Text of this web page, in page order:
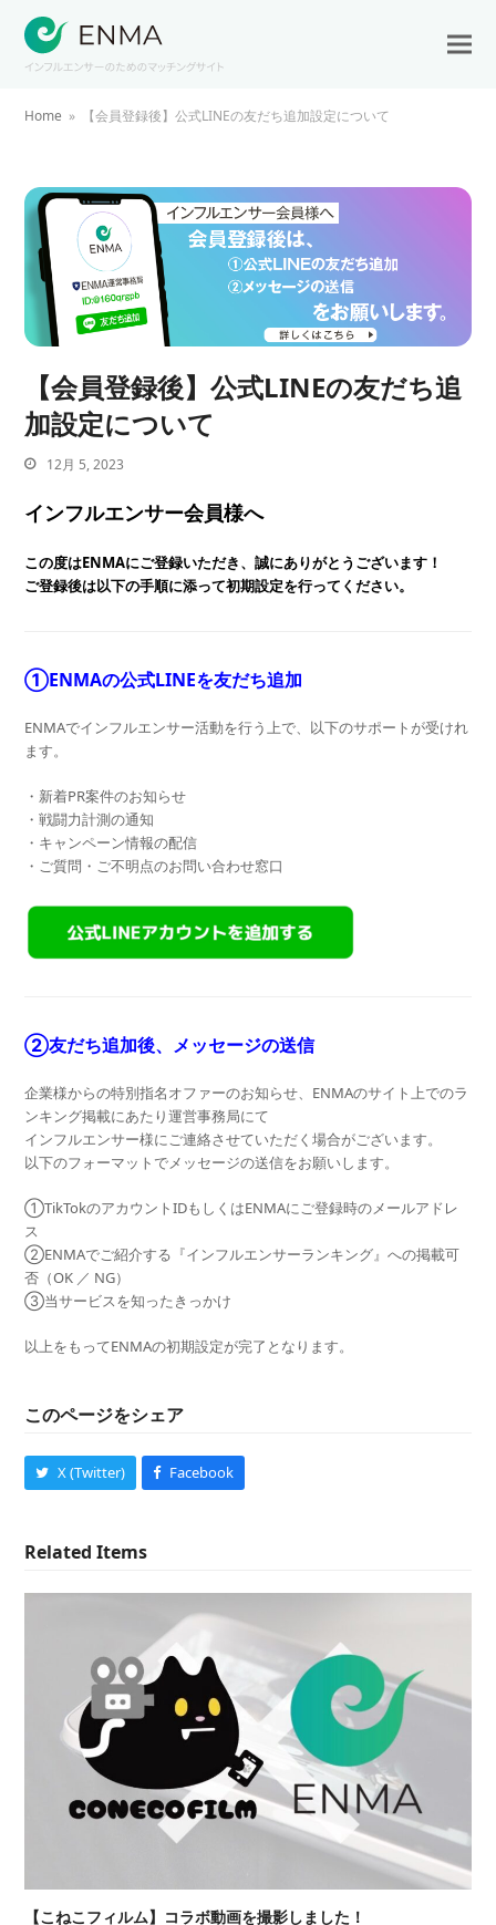
Home » 【会員登録後】公式LINEの友だち追加設定について
【会員登録後】公式LINEの友だち追
加設定について
12月 5, 2023
インフルエンサー会員様へ
この度はENMAにご登録いただき、誠にありがとうございます！
ご登録後は以下の手順に添って初期設定を行ってください。
①ENMAの公式LINEを友だち追加
ENMAでインフルエンサー活動を行う上で、以下のサポートが受けれ
ます。
・新着PR案件のお知らせ
・戦闘力計測の通知
・キャンペーン情報の配信
・ご質問・ご不明点のお問い合わせ窓口
②友だち追加後、メッセージの送信
企業様からの特別指名オファーのお知らせ、ENMAのサイト上でのラ
ンキング掲載にあたり運営事務局にて
インフルエンサー様にご連絡させていただく場合がございます。
以下のフォーマットでメッセージの送信をお願いします。
①TikTokのアカウントIDもしくはENMAにご登録時のメールアドレ
ス
②ENMAでご紹介する『インフルエンサーランキング』への掲載可
否（OK ／ NG）
③当サービスを知ったきっかけ
以上をもってENMAの初期設定が完了となります。
このページをシェア
X (Twitter) Facebook
Related Items
【こねこフィルム】コラボ動画を撮影しました！